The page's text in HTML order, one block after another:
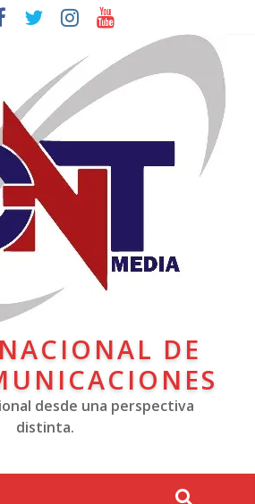
DE
desde una perspectiva
distinta.